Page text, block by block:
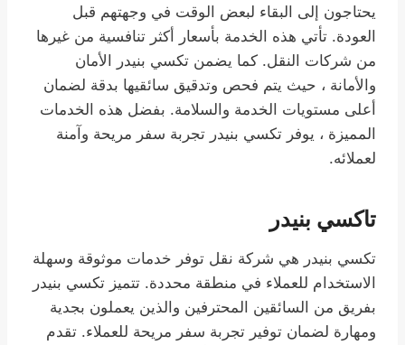
يحتاجون إلى البقاء لبعض الوقت في وجهتهم قبل
العودة. تأتي هذه الخدمة بأسعار أكثر تنافسية من غيرها
من شركات النقل. كما يضمن تكسي بنيدر الأمان
والأمانة ، حيث يتم فحص وتدقيق سائقيها بدقة لضمان
أعلى مستويات الخدمة والسلامة. بفضل هذه الخدمات
المميزة ، يوفر تكسي بنيدر تجربة سفر مريحة وآمنة
لعملائه.
تاكسي بنيدر
تكسي بنيدر هي شركة نقل توفر خدمات موثوقة وسهلة
الاستخدام للعملاء في منطقة محددة. تتميز تكسي بنيدر
بفريق من السائقين المحترفين والذين يعملون بجدية
ومهارة لضمان توفير تجربة سفر مريحة للعملاء. تقدم